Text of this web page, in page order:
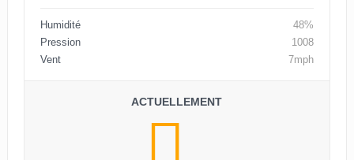
Humidité
48%
Pression
1008
Vent
7mph
ACTUELLEMENT